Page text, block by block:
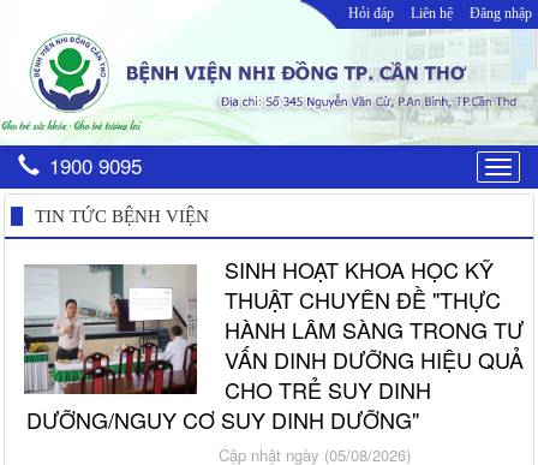
Hỏi đáp Liên hệ Đăng nhập
1900 9095
TIN TỨC BỆNH VIỆN
SINH HOẠT KHOA HỌC KỸ
THUẬT CHUYÊN ĐỀ "THỰC
HÀNH LÂM SÀNG TRONG TƯ
VẤN DINH DƯỠNG HIỆU QUẢ
CHO TRẺ SUY DINH
DƯỠNG/NGUY CƠ SUY DINH DƯỠNG"
Cập nhật ngày (05/08/2026)